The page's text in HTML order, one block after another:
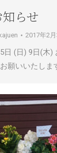
らせ
2017年2月
日 (日) 9日(木)
願いいたしま